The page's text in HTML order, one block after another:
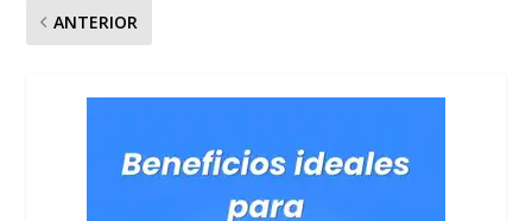
ANTERIOR